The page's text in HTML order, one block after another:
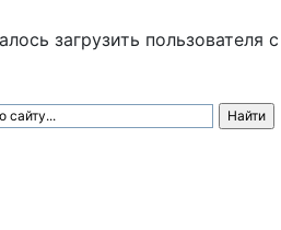
загрузить пользователя с